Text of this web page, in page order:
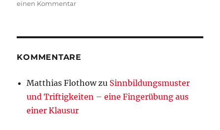
einen Kommentarzu
von
online
und
KOMMENTARE
Matthias Flothowzu Sinnbildungsmuster
und Triftigkeiten – eine Fingerübung aus
einer Klausur